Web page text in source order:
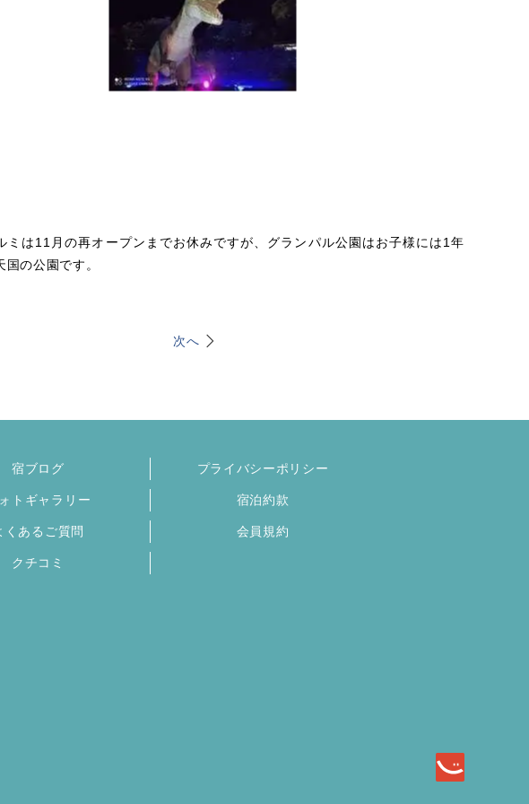
ミは11月の再オープンまでお休みですが、グランパル公園はお子様には1年
国の公園です。
次へ
宿ブログ
トギャラリー
くあるご質問
クチコミ
プライバシーポリシー
宿泊約款
会員規約